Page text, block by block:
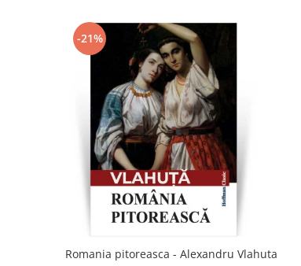
-21%
Romania pitoreasca - Alexandru Vlahuta